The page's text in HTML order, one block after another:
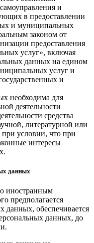
и
в предоставлении
и муниципальных
законом от
предоставления
услуг», включая
данных на едином
услуг и
и
необходима для
деятельности
средства
литературной или
при условии, что при
интересы
данных
иностранным
предполагается
данных, обеспечивается
данных, до